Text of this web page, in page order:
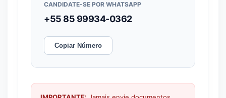
CANDIDATE-SE POR WHATSAPP
+55 85 99934-0362
Copiar Número